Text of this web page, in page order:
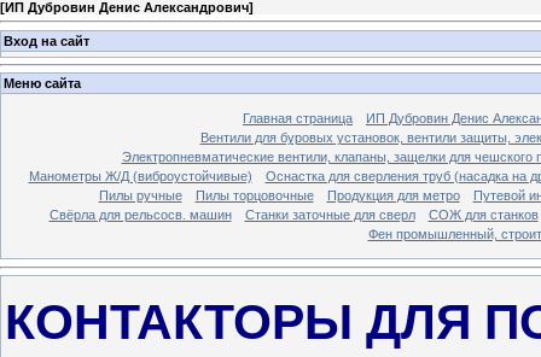
[ИП Дубровин Денис Александрович]
Вход на сайт
Меню сайта
Главная страница
ИП Дубровин Денис
Вентили для буровых установок, вентили защиты,
Электропневматические вентили, клапаны, защелки для чешского
Манометры Ж/Д (виброустойчивые)
Оснастка для сверления труб (насадка на
Пилы ручные
Пилы торцовочные Продукция для метро
Путевой
Свёрла для рельсосв. машин
Станки заточные для сверл
СОЖ для станков
Фен промышленный,
КОНТАКТОРЫ ДЛЯ